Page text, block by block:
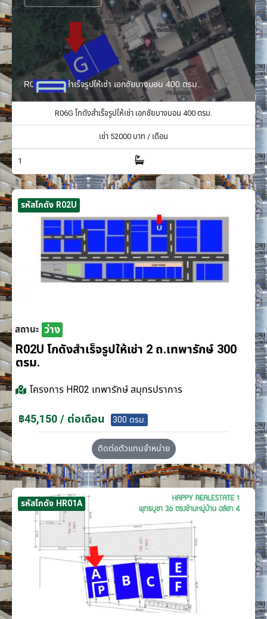
R06G โกดังสำเร็จรูปให้เช่า เอกชัยบางบอน 400 ตรม.
R06G โกดังสำเร็จรูปให้เช่า เอกชัยบางบอน 400 ตรม.
เช่า 52000 บาท / เดือน
1
รหัสโกดัง R02U
สถานะ ว่าง
R02U โกดังสำเร็จรูปให้เช่า 2 ถ.เทพารักษ์ 300
ตรม.
โครงการ HR02 เทพารักษ์ สมุทรปราการ
฿45,150 / ต่อเดือน 300 ตรม.
ติดต่อตัวแทนจำหน่าย
รหัสโกดัง HR01A